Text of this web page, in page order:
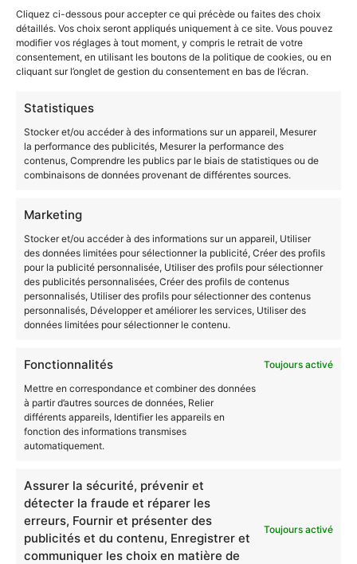
Cliquez ci-dessous pour accepter ce qui précède ou faites des choix
détaillés. Vos choix seront appliqués uniquement à ce site. Vous pouvez
modifier vos réglages à tout moment, y compris le retrait de votre
consentement, en utilisant les boutons de la politique de cookies, ou en
cliquant sur l’onglet de gestion du consentement en bas de l’écran.
Statistiques
Stocker et/ou accéder à des informations sur un appareil, Mesurer
la performance des publicités, Mesurer la performance des
contenus, Comprendre les publics par le biais de statistiques ou de
combinaisons de données provenant de différentes sources.
Marketing
Stocker et/ou accéder à des informations sur un appareil, Utiliser
des données limitées pour sélectionner la publicité, Créer des profils
pour la publicité personnalisée, Utiliser des profils pour sélectionner
des publicités personnalisées, Créer des profils de contenus
personnalisés, Utiliser des profils pour sélectionner des contenus
personnalisés, Développer et améliorer les services, Utiliser des
données limitées pour sélectionner le contenu.
Fonctionnalités
Toujours activé
Mettre en correspondance et combiner des données
à partir d’autres sources de données, Relier
différents appareils, Identifier les appareils en
fonction des informations transmises
automatiquement.
Assurer la sécurité, prévenir et
détecter la fraude et réparer les
erreurs, Fournir et présenter des
publicités et du contenu, Enregistrer et
communiquer les choix en matière de
Toujours activé
– Justifier ou argumenter les solutions et/ou les
offres proposées et/ou les actions à réaliser
– Mettre à jour les bases d’information sur la
clientèle.
– Démontrer son implication dans des activités
relevant du secteur bancaire et financier
– Repérer les éléments de contexte de la
situation
– Mettre en place les solutions adaptées et
– Faire preuve de qualités d’argumentation et
d’analyse
– Appliquer la réglementation en vigueur.
Maîtriser l’environnement économique,
juridique et organisationnel de l’activité
et mécanismes économiques dans l’information
et le conseil au client
– Informer le client sur le cadre juridique et
réglementaire et ses évolutions susceptibles
d’avoir un impact sur sa situation bancaire
économique, juridique et organisationnelle du
secteur
– Intégrer un comportement éthique et
déontologique dans l’exercice des différentes
activités